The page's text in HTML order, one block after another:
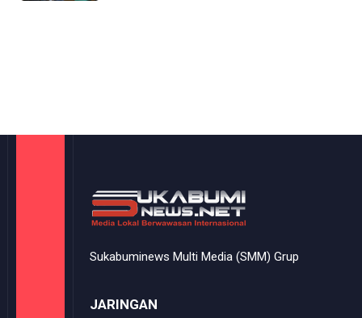
Sukabuminews Multi Media (SMM) Grup
JARINGAN